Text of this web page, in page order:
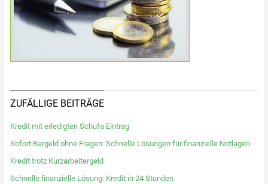
ZUFÄLLIGE BEITRÄGE
Kredit mit erledigten Schufa Eintrag
Sofort Bargeld ohne Fragen: Schnelle Lösungen für finanzielle Notlagen
Kredit trotz Kurzarbeitergeld
Schnelle finanzielle Lösung: Kredit in 24 Stunden